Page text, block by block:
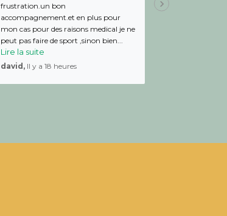
frustration.un bon
accompagnement.et en plus pour
mon cas pour des raisons medical je ne
peut pas faire de sport ,sinon bien...
Lire la suite
david, Il y a 18 heures
Julien,